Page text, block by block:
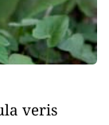
veris